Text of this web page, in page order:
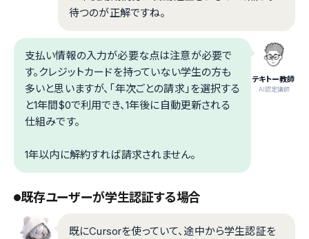
待つのが正解ですね。
テキトー教師
.AI認定講師
支払い情報の入力が必要な点は注意が必要で
す。クレジットカードを持っていない学生の方も
多いと思いますが、「年次ごとの請求」を選択する
と1年間$0で利用でき、1年後に自動更新される
仕組みです。
1年以内に解約すれば請求されません。
既存ユーザーが学生認証する場合
既にCursorを使っていて、途中から学生認証を